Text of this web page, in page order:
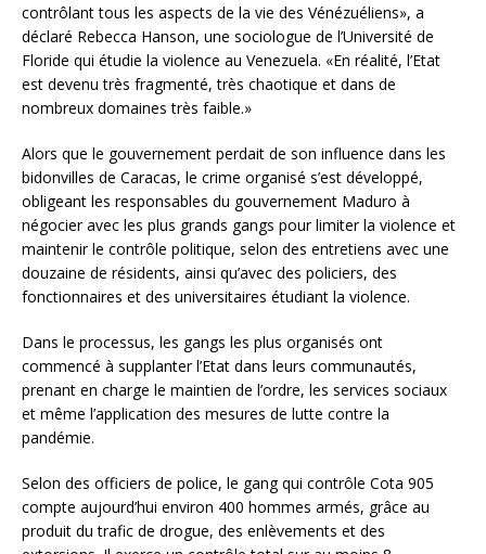
contrôlant tous les aspects de la vie des Vénézuéliens», a
déclaré Rebecca Hanson, une sociologue de l’Université de
Floride qui étudie la violence au Venezuela. «En réalité, l’Etat
est devenu très fragmenté, très chaotique et dans de
nombreux domaines très faible.»
Alors que le gouvernement perdait de son influence dans les
bidonvilles de Caracas, le crime organisé s’est développé,
obligeant les responsables du gouvernement Maduro à
négocier avec les plus grands gangs pour limiter la violence et
maintenir le contrôle politique, selon des entretiens avec une
douzaine de résidents, ainsi qu’avec des policiers, des
fonctionnaires et des universitaires étudiant la violence.
Dans le processus, les gangs les plus organisés ont
commencé à supplanter l’Etat dans leurs communautés,
prenant en charge le maintien de l’ordre, les services sociaux
et même l’application des mesures de lutte contre la
pandémie.
Selon des officiers de police, le gang qui contrôle Cota 905
compte aujourd’hui environ 400 hommes armés, grâce au
produit du trafic de drogue, des enlèvements et des